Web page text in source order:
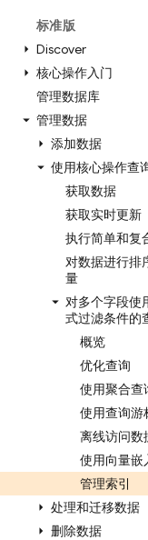
标准版
Discover
核心操作入门
管理数据库
管理数据
添加数据
使用核心操作查
获取数据
获取实时更新
执行简单和复
对数据进行排
量
对多个字段使
式过滤条件的
概览
优化查询
使用聚合查
使用查询游
离线访问数
使用向量嵌
管理索引
处理和迁移数据
删除数据